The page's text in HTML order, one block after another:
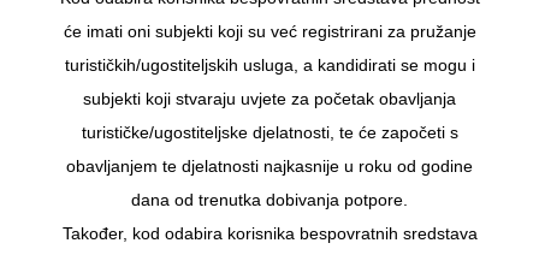
će imati oni subjekti koji su već registrirani za pružanje
turističkih/ugostiteljskih usluga, a kandidirati se mogu i
subjekti koji stvaraju uvjete za početak obavljanja
turističke/ugostiteljske djelatnosti, te će započeti s
obavljanjem te djelatnosti najkasnije u roku od godine
dana od trenutka dobivanja potpore.
Također, kod odabira korisnika bespovratnih sredstava